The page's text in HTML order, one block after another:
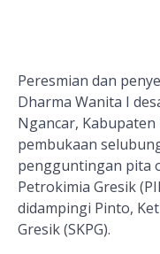
Peresmian dan
Dharma Wanita I
Ngancar,
pembukaan
pengguntingan pita
Petrokimia Gresik
didampingi Pinto,
Gresik (SKPG).